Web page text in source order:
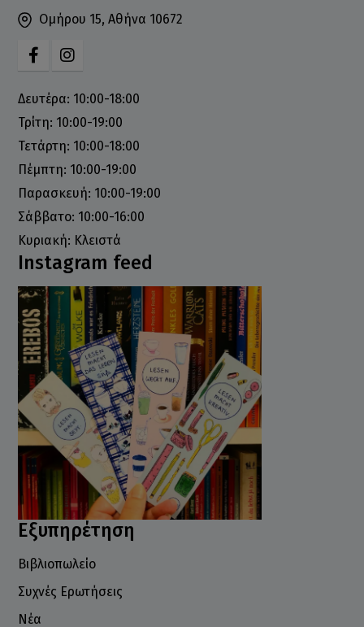
Ομήρου 15, Αθήνα 10672
Δευτέρα: 10:00-18:00
Τρίτη: 10:00-19:00
Τετάρτη: 10:00-18:00
Πέμπτη: 10:00-19:00
Παρασκευή: 10:00-19:00
Σάββατο: 10:00-16:00
Κυριακή: Κλειστά
Instagram feed
Εξυπηρέτηση
Βιβλιοπωλείο
Συχνές Ερωτήσεις
Νέα